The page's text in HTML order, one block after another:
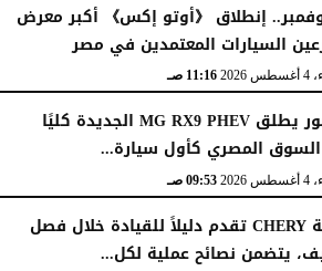
نوفمبر.. إنطلاق 《أوتو إكس》 أكبر معرض
السيارات المعتمدين في مصر
11:16 صـ
منصور يطلق MG RX9 PHEV الجديدة كليًا
المصري كأول سيارة...
09:53 صـ
علامة CHERY تقدم دليلاً للقيادة خلال فصل
يتضمن نصائح عملية لكل...